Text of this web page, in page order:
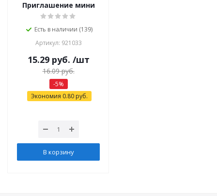
Приглашение мини
Есть в наличии (139)
Артикул: 921033
15.29руб. /шт
16.09руб.
-5%
Экономия 0.80руб.
В корзину